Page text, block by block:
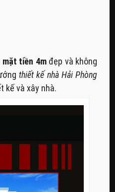
mặt tiền 4mđẹp và không
thiết kế nhà Hải Phòng
kế và xây nhà.